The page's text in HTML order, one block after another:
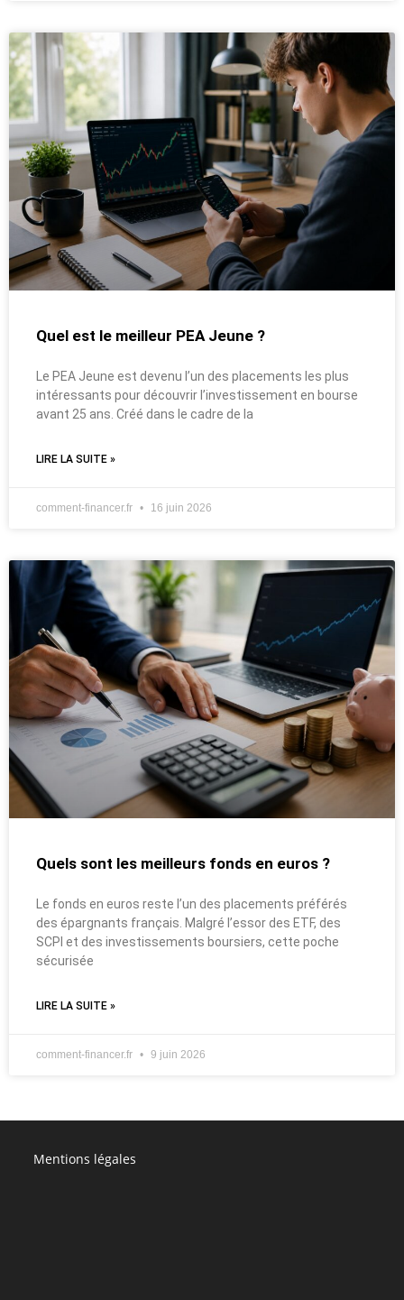
Quel est le meilleur PEA Jeune ?
Le PEA Jeune est devenu l’un des placements les plus
intéressants pour découvrir l’investissement en bourse
avant 25 ans. Créé dans le cadre de la
LIRE LA SUITE »
comment-financer.fr 16 juin 2026
Quels sont les meilleurs fonds en euros ?
Le fonds en euros reste l’un des placements préférés
des épargnants français. Malgré l’essor des ETF, des
SCPI et des investissements boursiers, cette poche
sécurisée
LIRE LA SUITE »
comment-financer.fr 9 juin 2026
Mentions légales